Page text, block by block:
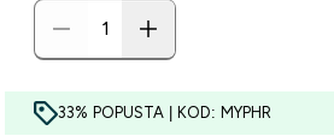
33% POPUSTA | KOD: MYPHR